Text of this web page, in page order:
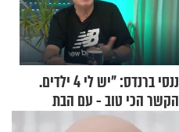
ננסי ברנדס: "יש לי 4 ילדים.
הקשר הכי טוב - עם הבת
החרדית"